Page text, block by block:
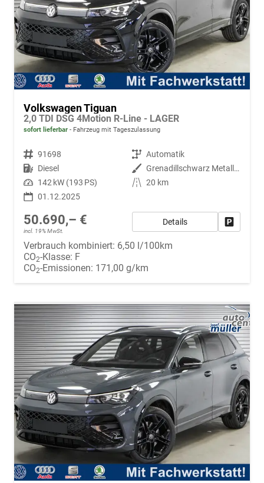
Volkswagen Tiguan
2,0 TDI DSG 4Motion R-Line - LAGER
sofort lieferbar Fahrzeug mit Tageszulassung
Fahrzeugnr. 91698 Getriebe Automatik
Kraftstoff Diesel Außenfarbe
Grenadillschwarz Metallic (0E)
Leistung 142 kW (193 PS) Kilometerstand 20 km
01.12.2025
50.690,– €
incl. 19% MwSt.
Details
Verbrauch kombiniert: 6,50 l/100km
CO2-Klasse: F
CO2-Emissionen: 171,00 g/km